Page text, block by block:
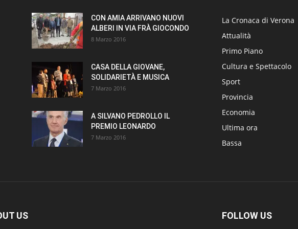
CON AMIA ARRIVANO NUOVI
ALBERI IN VIA FRÀ GIOCONDO
8 Marzo 2016
CASA DELLA GIOVANE,
SOLIDARIETÀ E MUSICA
7 Marzo 2016
A SILVANO PEDROLLO IL
PREMIO LEONARDO
7 Marzo 2016
La Cronaca di Verona
Attualità
Primo Piano
Cultura e Spettacolo
Sport
Provincia
Economia
Ultima ora
Bassa
US FOLLOW US